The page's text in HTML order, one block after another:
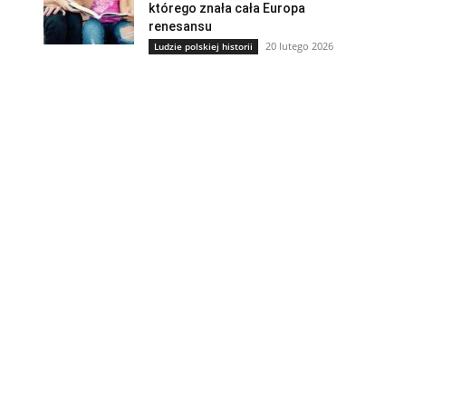
którego znała cała Europa
renesansu
Ludzie polskiej historii 20 lutego 2026